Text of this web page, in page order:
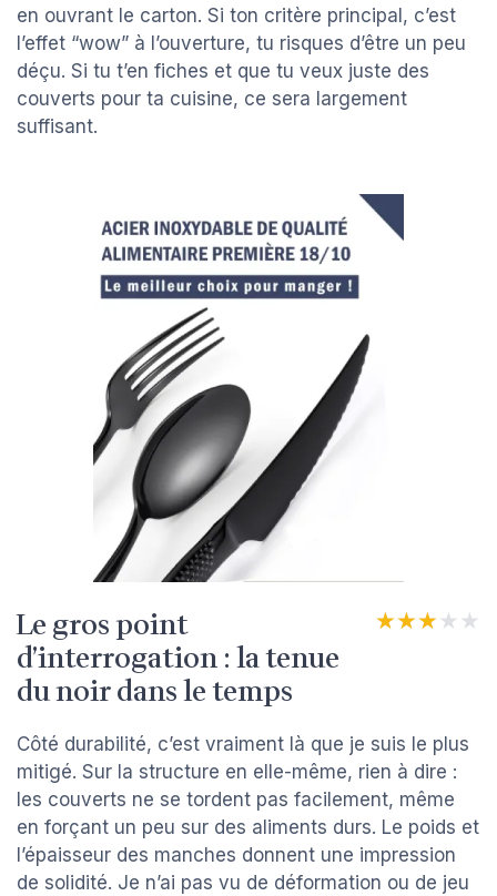
en ouvrant le carton. Si ton critère principal, c’est
l’effet “wow” à l’ouverture, tu risques d’être un peu
déçu. Si tu t’en fiches et que tu veux juste des
couverts pour ta cuisine, ce sera largement
suffisant.
Le gros point
d’interrogation : la tenue
du noir dans le temps
★★★★★
★★★★★
Côté durabilité, c’est vraiment là que je suis le plus
mitigé. Sur la structure en elle-même, rien à dire :
les couverts ne se tordent pas facilement, même
en forçant un peu sur des aliments durs. Le poids et
l’épaisseur des manches donnent une impression
de solidité. Je n’ai pas vu de déformation ou de jeu